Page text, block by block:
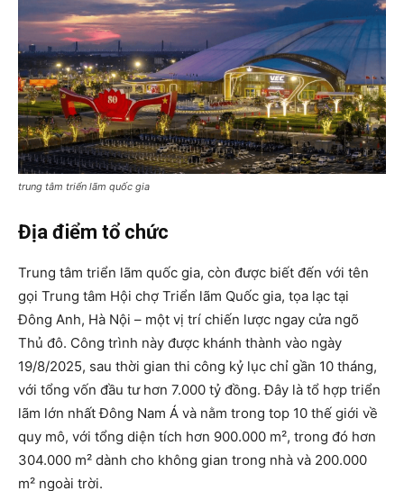
trung tâm triển lãm quốc gia
Địa điểm tổ chức
Trung tâm triển lãm quốc gia, còn được biết đến với tên
gọi Trung tâm Hội chợ Triển lãm Quốc gia, tọa lạc tại
Đông Anh, Hà Nội – một vị trí chiến lược ngay cửa ngõ
Thủ đô. Công trình này được khánh thành vào ngày
19/8/2025, sau thời gian thi công kỷ lục chỉ gần 10 tháng,
với tổng vốn đầu tư hơn 7.000 tỷ đồng. Đây là tổ hợp triển
lãm lớn nhất Đông Nam Á và nằm trong top 10 thế giới về
quy mô, với tổng diện tích hơn 900.000 m², trong đó hơn
304.000 m² dành cho không gian trong nhà và 200.000
m² ngoài trời.